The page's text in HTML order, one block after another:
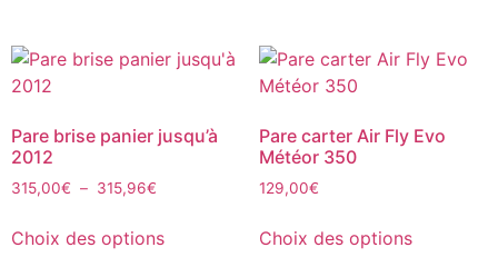
Pare brise panier jusqu’à
2012
315,00€ – 315,96€
Choix des options
Pare carter Air Fly Evo
Météor 350
129,00€
Choix des options